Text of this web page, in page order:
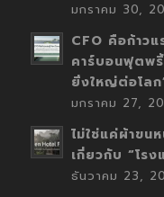
มกราคม 30,
CFO คือก้าว
คาร์บอนฟุตพ
ยิ่งใหญ่ต่อโลก
มกราคม 27,
ไม่ใช่แค่ผ้าขน
เกี่ยวกับ “โรง
ธันวาคม 23,